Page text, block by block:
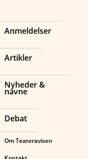
Anmeldelser
Artikler
Nyheder &
navne
Debat
Om Teateravisen